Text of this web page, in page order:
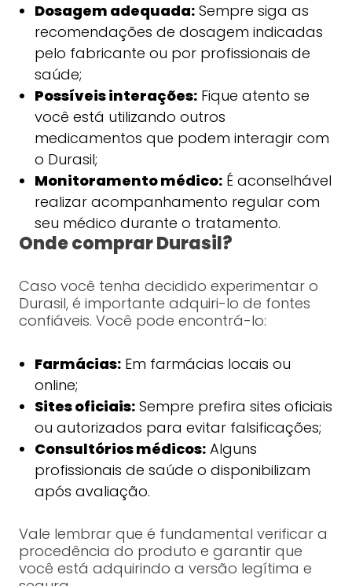
Dosagem adequada:Sempre siga as
recomendações de dosagem indicadas
pelo fabricante ou por profissionais de
saúde;
Possíveis interações:Fique atento se
você está utilizando outros
medicamentos que podem interagir com
o Durasil;
Monitoramento médico:É aconselhável
realizar acompanhamento regular com
seu médico durante o tratamento.
Onde comprar Durasil?
Caso você tenha decidido experimentar o
Durasil, é importante adquiri-lo de fontes
confiáveis. Você pode encontrá-lo:
Farmácias:Em farmácias locais ou
online;
Sites oficiais:Sempre prefira sites oficiais
ou autorizados para evitar falsificações;
Consultórios médicos:Alguns
profissionais de saúde o disponibilizam
após avaliação.
Vale lembrar que é fundamental verificar a
procedência do produto e garantir que
você está adquirindo a versão legítima e